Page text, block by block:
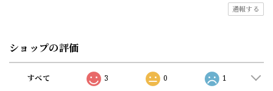
通報する
ショップの評価
すべて 3 0 1